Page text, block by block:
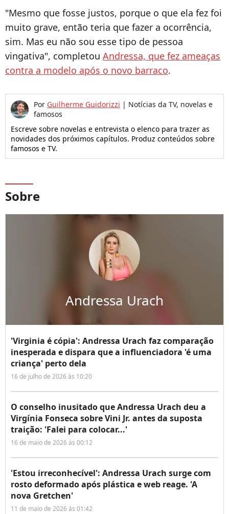
"Mesmo que fosse justos, porque o que ela fez foi
muito grave, então teria que fazer a ocorrência,
sim. Mas eu não sou esse tipo de pessoa
vingativa", completou Andressa, que fez ameaças
contra a modelo após o novo barraco.
Por Guilherme Guidorizzi | Notícias da TV, novelas e
famosos
Escreve sobre novelas e entrevista o elenco para trazer as
novidades dos próximos capítulos. Produz conteúdos sobre
famosos e TV.
Sobre
Andressa Urach
'Virginia é cópia': Andressa Urach faz comparação
inesperada e dispara que a influenciadora 'é uma
criança' perto dela
16 de julho de 2026 às 10:20
O conselho inusitado que Andressa Urach deu a
Virgínia Fonseca sobre Vini Jr. antes da suposta
traição: 'Falei para colocar...'
16 de maio de 2026 às 00:12
'Estou irreconhecível': Andressa Urach surge com
rosto deformado após plástica e web reage. 'A
nova Gretchen'
11 de maio de 2026 às 01:42